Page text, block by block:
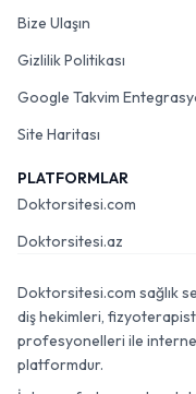
Bize Ulaşın
Gizlilik Politikası
Google Takvim
Site Haritası
PLATFORMLAR
Doktorsitesi.com
Doktorsitesi.az
Doktorsitesi.com sağlık
diş hekimleri,
profesyonelleri ile internet
platformdur.